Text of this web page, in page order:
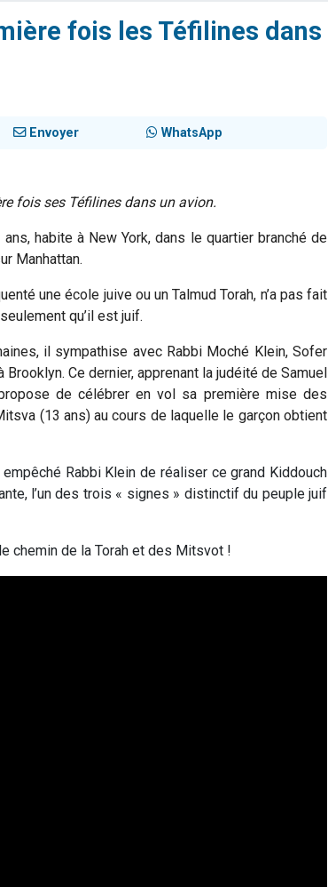
fois les Téfilines dans
Envoyer WhatsApp
fois ses Téfilines dans un avion.
habite à New York, dans le quartier branché de
Manhattan.
une école juive ou un Talmud Torah, n’a pas fait
qu’il est juif.
il sympathise avec Rabbi Moché Klein, Sofer
Ce dernier, apprenant la judéité de Samuel
de célébrer en vol sa première mise des
(13 ans) au cours de laquelle le garçon obtient
empêché Rabbi Klein de réaliser ce grand Kiddouch
l’un des trois « signes » distinctif du peuple juif
chemin de la Torah et des Mitsvot !